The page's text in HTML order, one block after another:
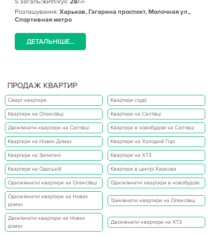
Розташування: Харьков, Гагарина проспект, Молочная ул.,
Спортивная метро
ДЕТАЛЬНІШЕ...
ПРОДАЖ КВАРТИР
Смарт квартири Квартири студії
Квартири на Олексіївці Квартири на Салтівці
Двокімнатні квартири на Салтівці Квартири в новобудові на Салтівці
Квартири на Нових Домах Квартири на Холодній Горі
Квартири на Залютіно Квартири на ХТЗ
Квартири на Одеській Квартири в центрі Харкова
Однокімнатні квартири на Олексіївці Однокімнатні квартири в новобудові
Однокімнатні квартири на Нових
домах
Трикімнатні квартири на Олексіївці
Двокімнатні квартири на Нових
домах
Двокімнатні квартири на ХТЗ